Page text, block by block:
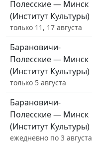
Полесские — Минск
(Институт Культуры)
только 11, 17 августа
Барановичи-
Полесские — Минск
(Институт Культуры)
только 5 августа
Барановичи-
Полесские — Минск
(Институт Культуры)
ежедневно по 3 августа